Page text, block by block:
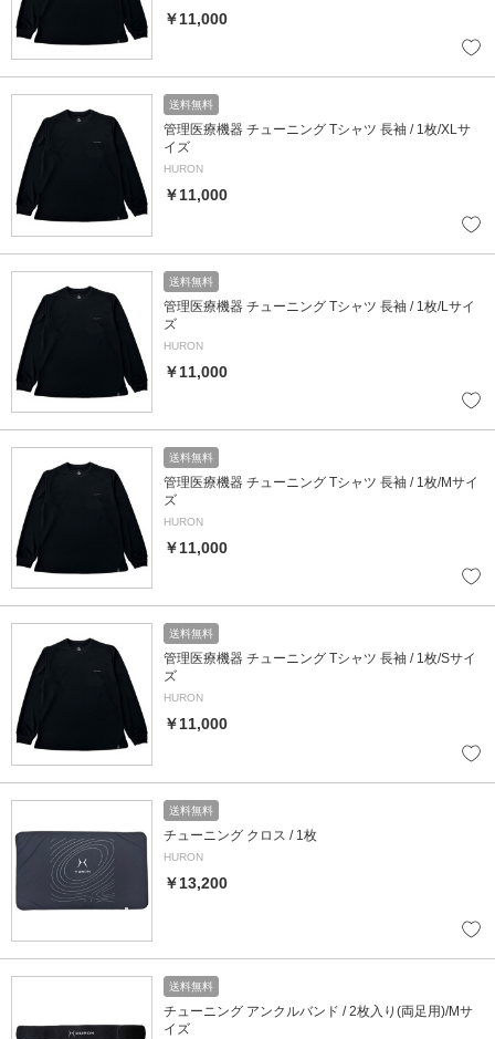
￥11,000
送料無料
管理医療機器 チューニング Tシャツ 長袖 / 1枚/XLサ
イズ
HURON
￥11,000
送料無料
管理医療機器 チューニング Tシャツ 長袖 / 1枚/Lサイ
ズ
HURON
￥11,000
送料無料
管理医療機器 チューニング Tシャツ 長袖 / 1枚/Mサイ
ズ
HURON
￥11,000
送料無料
管理医療機器 チューニング Tシャツ 長袖 / 1枚/Sサイ
ズ
HURON
￥11,000
送料無料
チューニング クロス / 1枚
HURON
￥13,200
送料無料
チューニング アンクルバンド / 2枚入り(両足用)/Mサ
イズ